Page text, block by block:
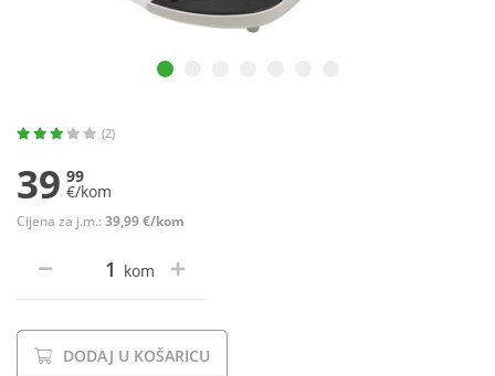
(2)
39 99
€/kom
Cijena za j.m.: 39,99 €/kom
kom
DODAJ U KOŠARICU